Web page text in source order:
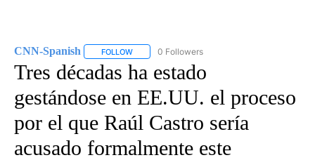
CNN-Spanish FOLLOW FOLLOW "CNN-SPANISH" TO RECEIVE
0 Followers
Tres décadas ha estado
gestándose en EE.UU. el proceso
por el que Raúl Castro sería
acusado formalmente este